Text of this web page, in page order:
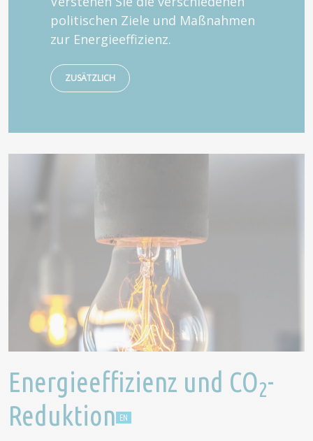
politischen Ziele und Maßnahmen
zur Energieeffizienz.
ZUSÄTZLICH
Energieeffizienz und CO2-
Reduktion